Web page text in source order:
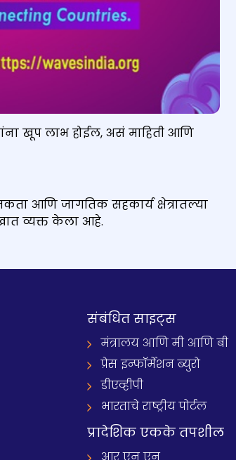
खूप लाभ होईल, असं माहिती आणि
आणि जागतिक सहकार्य क्षेत्रातल्या
व्यक्त केला आहे.
संबंधित साइट्स
मंत्रालय आणि मी आणि बी
प्रेस इन्फॉर्मेशन ब्युरो
डीएव्हीपी
भारताचे राष्ट्रीय पोर्टल
प्रादेशिक एकके तपशील